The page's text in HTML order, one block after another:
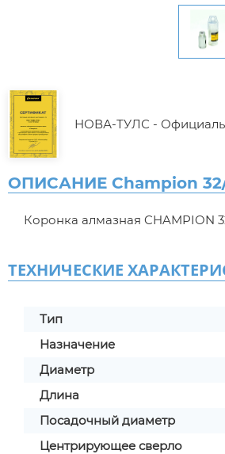
НОВА-ТУЛС -
ОПИСАНИЕ Champion
Коронка алмазная CHAMPION
ТЕХНИЧЕСКИЕ
Тип
Назначение
Диаметр
Длина
Посадочный диаметр
Центрирующее сверло